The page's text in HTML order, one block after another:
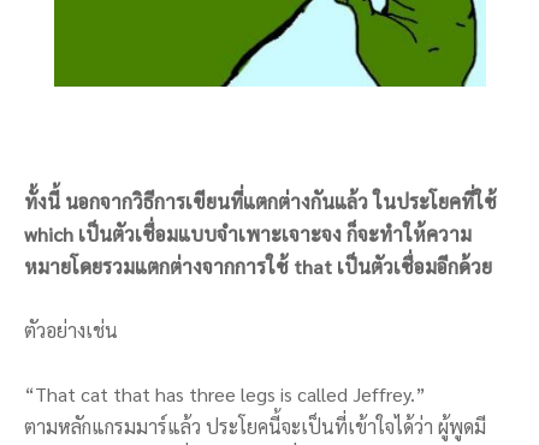
ทั้งนี้ นอกจากวิธีการเขียนที่แตกต่างกันแล้ว ในประโยคที่ใช้
which เป็นตัวเชื่อมแบบจำเพาะเจาะจง ก็จะทำให้ความ
หมายโดยรวมแตกต่างจากการใช้ that เป็นตัวเชื่อมอีกด้วย
ตัวอย่างเช่น
“That cat that has three legs is called Jeffrey.”
ตามหลักแกรมมาร์แล้ว ประโยคนี้จะเป็นที่เข้าใจได้ว่า ผู้พูดมี